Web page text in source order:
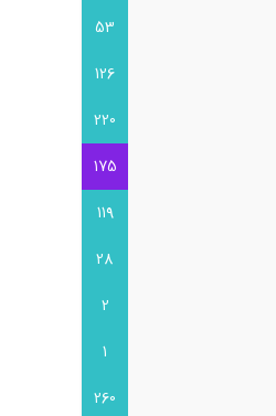
53
126
220
175
119
28
2
1
260